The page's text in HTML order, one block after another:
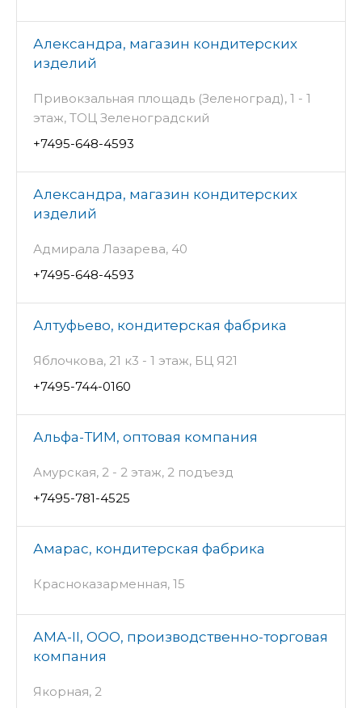
Александра, магазин кондитерских
изделий
Привокзальная площадь (Зеленоград), 1 - 1
этаж, ТОЦ Зеленоградский
+7495-648-4593
Александра, магазин кондитерских
изделий
Адмирала Лазарева, 40
+7495-648-4593
Алтуфьево, кондитерская фабрика
Яблочкова, 21 к3 - 1 этаж, БЦ Я21
+7495-744-0160
Альфа-ТИМ, оптовая компания
Амурская, 2 - 2 этаж, 2 подъезд
+7495-781-4525
Амарас, кондитерская фабрика
Красноказарменная, 15
АМА-II, ООО, производственно-торговая
компания
Якорная, 2